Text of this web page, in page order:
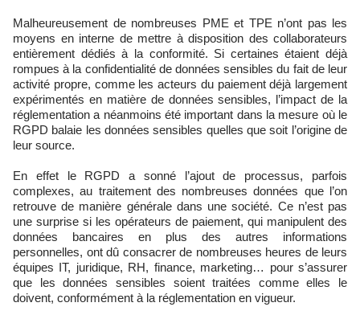
Malheureusement de nombreuses PME et TPE n’ont pas les
moyens en interne de mettre à disposition des collaborateurs
entièrement dédiés à la conformité. Si certaines étaient déjà
rompues à la confidentialité de données sensibles du fait de leur
activité propre, comme les acteurs du paiement déjà largement
expérimentés en matière de données sensibles, l’impact de la
réglementation a néanmoins été important dans la mesure où le
RGPD balaie les données sensibles quelles que soit l’origine de
leur source.
En effet le RGPD a sonné l’ajout de processus, parfois
complexes, au traitement des nombreuses données que l’on
retrouve de manière générale dans une société. Ce n’est pas
une surprise si les opérateurs de paiement, qui manipulent des
données bancaires en plus des autres informations
personnelles, ont dû consacrer de nombreuses heures de leurs
équipes IT, juridique, RH, finance, marketing… pour s’assurer
que les données sensibles soient traitées comme elles le
doivent, conformément à la réglementation en vigueur.